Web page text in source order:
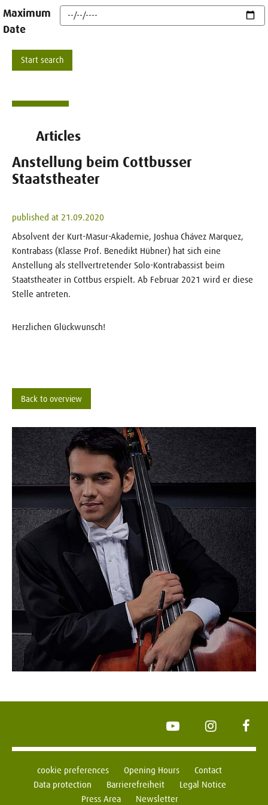
Maximum
Date
Articles
Anstellung beim Cottbusser
Staatstheater
published at 21.09.2020
Absolvent der Kurt-Masur-Akademie, Joshua Chávez Marquez,
Kontrabass (Klasse Prof. Benedikt Hübner) hat sich eine
Anstellung als stellvertretender Solo-Kontrabassist beim
Staatstheater in Cottbus erspielt. Ab Februar 2021 wird er diese
Stelle antreten.
Herzlichen Glückwunsch!
Back to overview
YouTube Instagram
cookie preferences Opening Hours
Contact
Data protection
Barrierefreiheit
Legal Notice
Press Area
Newsletter